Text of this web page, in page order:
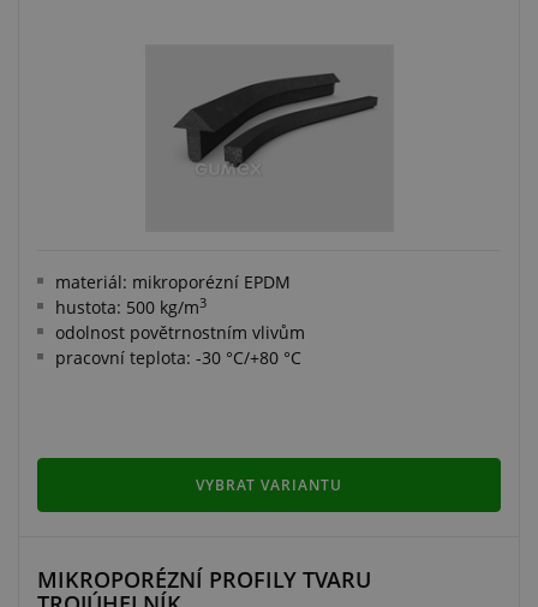
materiál: mikroporézní EPDM
hustota: 500 kg/m3
odolnost povětrnostním vlivům
pracovní teplota: -30 °C/+80 °C
VYBRAT VARIANTU
MIKROPORÉZNÍ PROFILY TVARU